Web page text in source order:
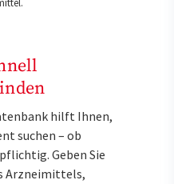
hilft Ihnen,
suchen – ob
Geben Sie
Arzneimittels,